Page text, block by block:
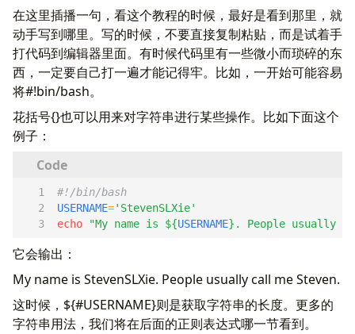
在这里插播一句，看这个教程的时候，最好是看到那里，就
动手写到哪里。写的时候，不要直接复制粘贴，而是试着手
打代码到编辑器里面。有时候代码里有一些微小而琐碎的东
西，一定要自己打一遍才能记得牢。比如，一开始可能容易
将#!bin/bash。
花括号{}也可以用来对字符串进行某些操作。比如下面这个
例子：
USERNAME='StevenSLXie'
echo
"My name is ${USERNAME} . People usually
它会输出：
My name is StevenSLXie. People usually call me Steven.
这时候，${#USERNAME}则是获取字符串的长度。更多的
字符串用法，我们将在后面的正则表达式哪一节看到。